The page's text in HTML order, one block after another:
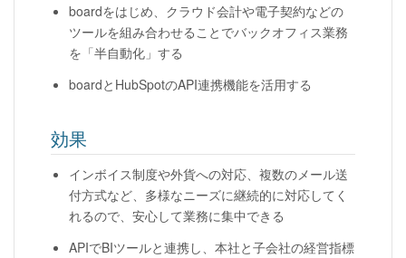
boardをはじめ、クラウド会計や電子契約などの
ツールを組み合わせることでバックオフィス業務
を「半自動化」する
boardとHubSpotのAPI連携機能を活用する
効果
インボイス制度や外貨への対応、複数のメール送
付方式など、多様なニーズに継続的に対応してく
れるので、安心して業務に集中できる
APIでBIツールと連携し、本社と子会社の経営指標